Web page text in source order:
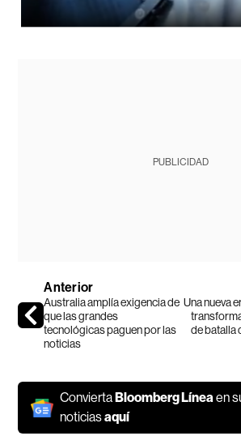
PUBLICIDAD
Anterior
Australia amplía exigencia de
que las grandes
tecnológicas paguen por las
noticias
Una nueva
de batalla
Convierta Bloomberg Líneaen
noticiasaquí